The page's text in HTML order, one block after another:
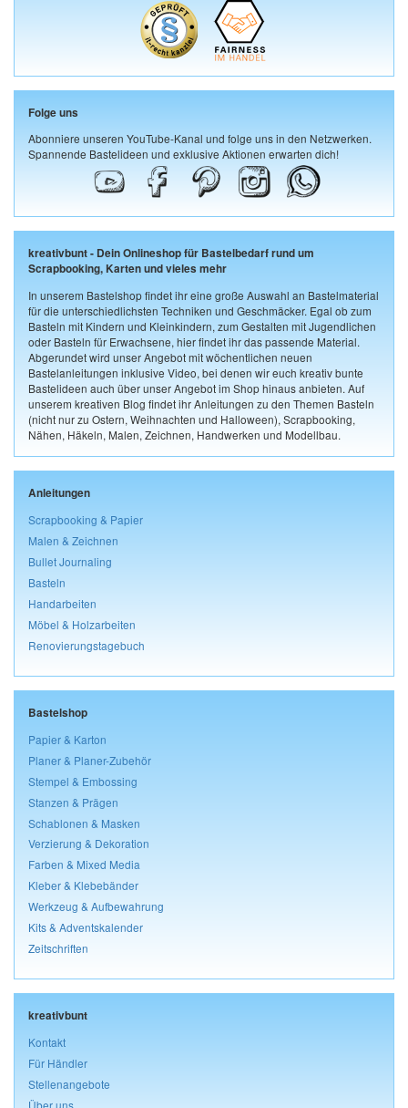
Folge uns
Abonniere unseren YouTube-Kanal und folge uns in den Netzwerken.
Spannende Bastelideen und exklusive Aktionen erwarten dich!
kreativbunt - Dein Onlineshop für Bastelbedarf rund um
Scrapbooking, Karten und vieles mehr
In unserem Bastelshop findet ihr eine große Auswahl an Bastelmaterial
für die unterschiedlichsten Techniken und Geschmäcker. Egal ob zum
Basteln mit Kindern und Kleinkindern, zum Gestalten mit Jugendlichen
oder Basteln für Erwachsene, hier findet ihr das passende Material.
Abgerundet wird unser Angebot mit wöchentlichen neuen
Bastelanleitungen inklusive Video, bei denen wir euch kreativ bunte
Bastelideen auch über unser Angebot im Shop hinaus anbieten. Auf
unserem kreativen Blog findet ihr Anleitungen zu den Themen Basteln
(nicht nur zu Ostern, Weihnachten und Halloween), Scrapbooking,
Nähen, Häkeln, Malen, Zeichnen, Handwerken und Modellbau.
Anleitungen
Scrapbooking & Papier
Malen & Zeichnen
Bullet Journaling
Basteln
Handarbeiten
Möbel & Holzarbeiten
Renovierungstagebuch
Bastelshop
Papier & Karton
Planer & Planer-Zubehör
Stempel & Embossing
Stanzen & Prägen
Schablonen & Masken
Verzierung & Dekoration
Farben & Mixed Media
Kleber & Klebebänder
Werkzeug & Aufbewahrung
Kits & Adventskalender
Zeitschriften
kreativbunt
Kontakt
Für Händler
Stellenangebote
Über uns